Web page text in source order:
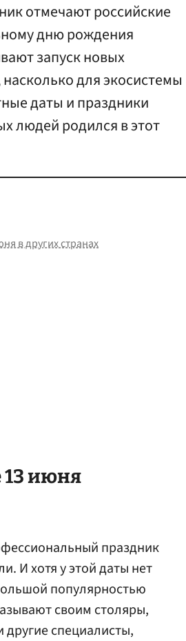
отмечают российские
дню рождения
запуск новых
для экосистемы
даты и праздники
людей родился в этот
в других странах
13 июня
праздник
И хотя у этой даты нет
популярностью
своим столяры,
специалисты,